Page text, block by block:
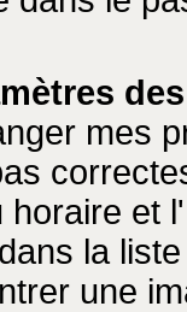
mes
et
la
une